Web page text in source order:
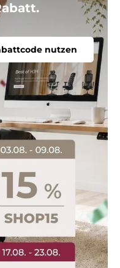
nutzen